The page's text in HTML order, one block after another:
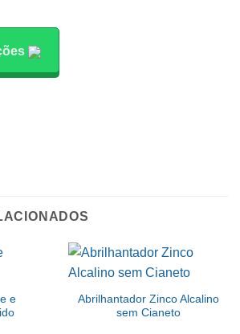
e
Abrilhantador Zinco Alcalino
sem Cianeto